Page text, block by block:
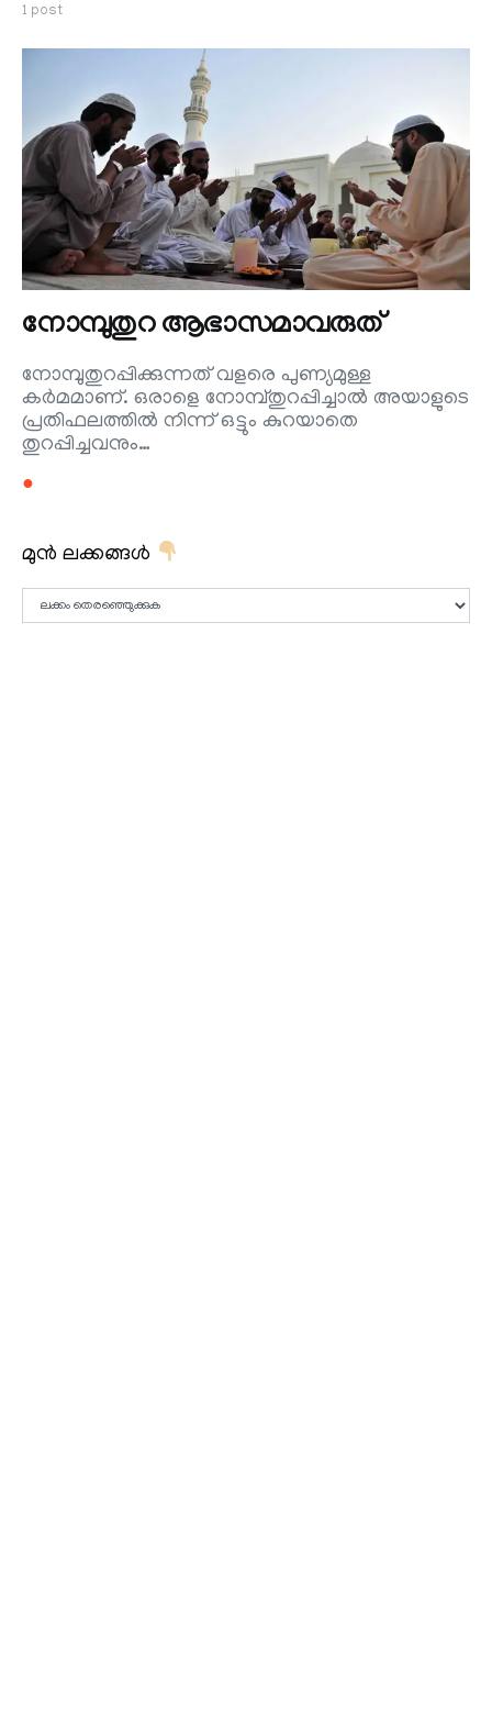
1 post
നോമ്പുതുറ ആഭാസമാവരുത്
നോമ്പുതുറപ്പിക്കുന്നത് വളരെ പുണ്യമുള്ള
കര്‍മമാണ്. ഒരാളെ നോമ്പ്തുറപ്പിച്ചാല്‍ അയാളുടെ
പ്രതിഫലത്തില്‍ നിന്ന് ഒട്ടും കുറയാതെ
തുറപ്പിച്ചവനും…
●
മുൻ ലക്കങ്ങൾ